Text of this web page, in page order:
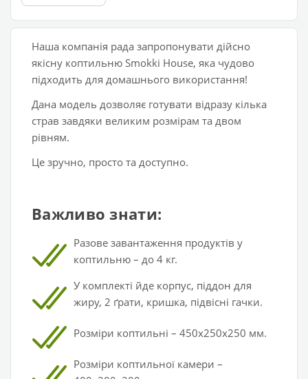
Наша компанія рада запропонувати дійсно
якісну коптильню Smokki House, яка чудово
підходить для домашнього використання!
Дана модель дозволяє готувати відразу кілька
страв завдяки великим розмірам та двом
рівням.
Це зручно, просто та доступно.
Важливо знати:
Разове завантаження продуктів у
коптильню – до 4 кг.
У комплекті йде корпус, піддон для
жиру, 2 ґрати, кришка, підвісні гачки.
Розміри коптильні – 450х250х250 мм.
Розміри коптильної камери –